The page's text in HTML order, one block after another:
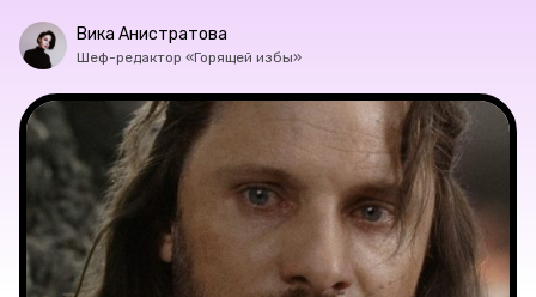
Рецепты
Ваши истории
Соцсети
Вика Анистратова
Шеф-редактор «Горящей избы»